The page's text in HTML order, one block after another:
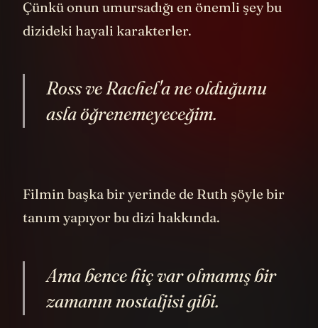
maliyetli ve verimli bir şekilde destabilize
etmek için üç adımlı bir teoriden söz
Birinci adım: İzolasyon.
İletişim ve
ulaşım yöntemlerini tamamen kapatmak.
coğrafi konumunda umutsuzluk ve kafa
karışıklığı içinde hapsolur.
İkinci adım: Senkronize Kaos.
Neredeyse
her teknolojik aracın birbirine internetle
bağlı olduğu bir ortamda başlatılacak siber